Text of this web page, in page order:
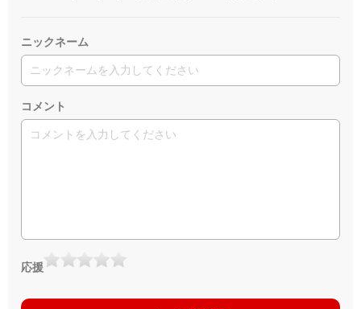
ニックネーム
コメント
応援